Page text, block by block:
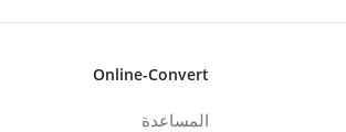
Online-Convert
المساعدة